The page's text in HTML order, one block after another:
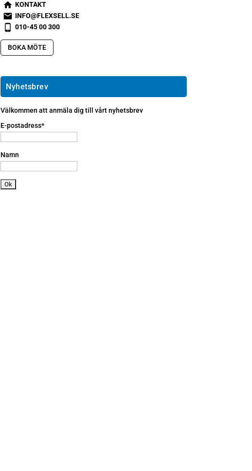
s
m
t2
o
e
ic
o
KONTAKT
s
m
t1
e
ai
ic
o
n
INFO@FLEXSELL.SE
s
m
t2
h
o
n
e
a
n
dr
oi
d
ic
o
n
010-45 00 300
BOKA MÖTE
Nyhetsbrev
Välkommen att anmäla dig till vårt nyhetsbrev
E-postadress*
Namn